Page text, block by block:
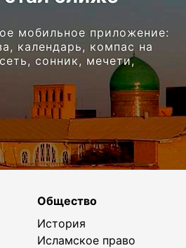
мобильное приложение:
календарь, компас на
сонник, мечети,
Общество
История
Исламское право